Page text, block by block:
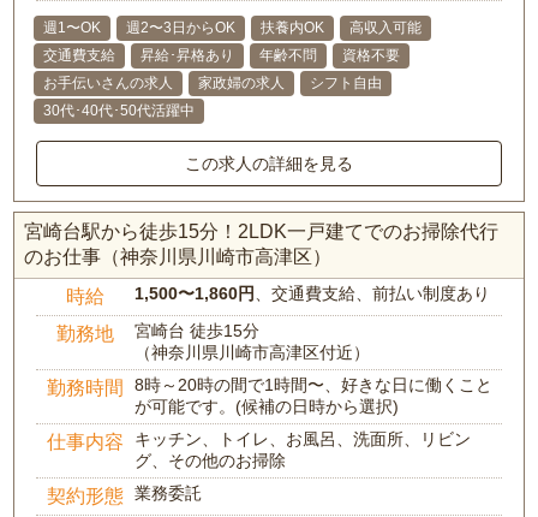
週1〜OK 週2〜3日からOK 扶養内OK
高収入可能
交通費支給
昇給･昇格あり 年齢不問
資格不要
お手伝いさんの求人
家政婦の求人
シフト自由
30代･40代･50代活躍中
この求人の詳細を見る
宮崎台駅から徒歩15分！2LDK一戸建てでのお掃除代行
のお仕事（神奈川県川崎市高津区）
時給 1,500〜1,860円 、交通費支給、前払い制度あり
勤務地
宮崎台 徒歩15分
（神奈川県川崎市高津区付近）
勤務時間
8時～20時の間で1時間〜、好きな日に働くこと
が可能です。(候補の日時から選択)
仕事内容
キッチン、トイレ、お風呂、洗面所、リビン
グ、その他のお掃除
契約形態 業務委託